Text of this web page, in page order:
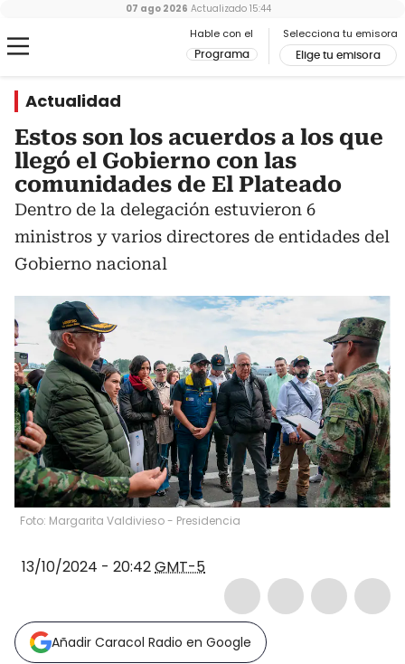
Hable con el
Programa
Selecciona tu emisora
Elige tu emisora
07 ago 2026 Actualizado 15:44
Actualidad
Estos son los acuerdos a los que
llegó el Gobierno con las
comunidades de El Plateado
Dentro de la delegación estuvieron 6
ministros y varios directores de entidades del
Gobierno nacional
Foto: Margarita Valdivieso - Presidencia
13/10/2024 - 20:42GMT-5
Añadir Caracol Radio en Google